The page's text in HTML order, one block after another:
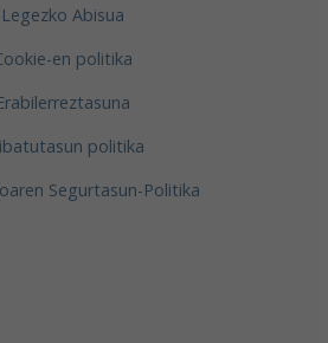
Legezko Abisua
en politika
politika
Segurtasun-Politika